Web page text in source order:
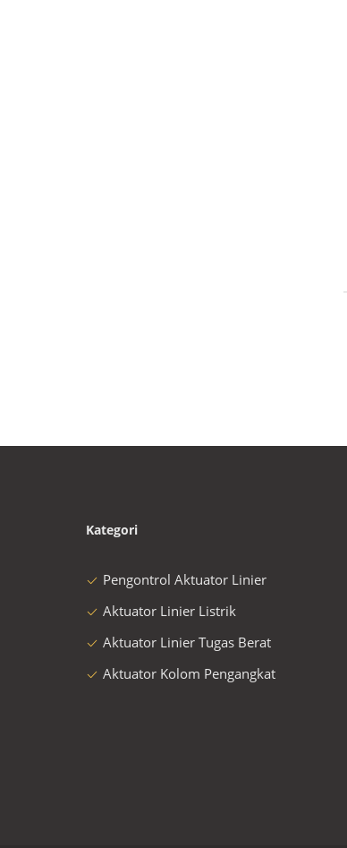
Kategori
Pengontrol Aktuator Linier
Aktuator Linier Listrik
Aktuator Linier Tugas Berat
Aktuator Kolom Pengangkat